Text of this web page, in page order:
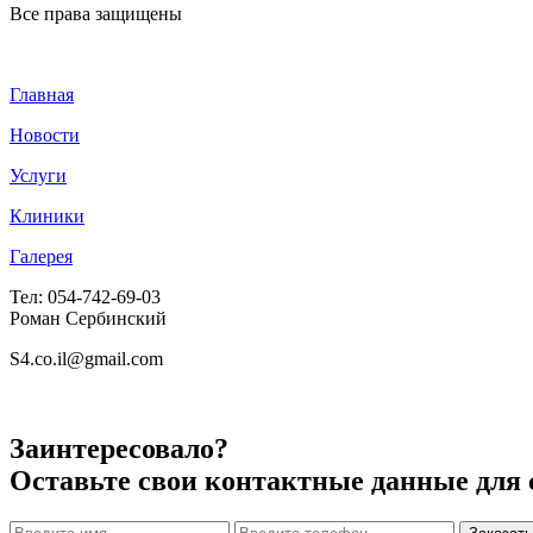
Все права защищены
Главная
Новости
Услуги
Клиники
Галерея
Тел: 054-742-69-03
Роман Сербинский
S4.co.il@gmail.com
Заинтересовало?
Оставьте свои контактные данные для